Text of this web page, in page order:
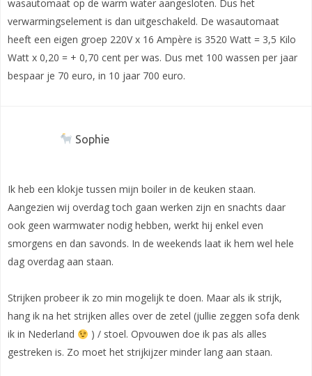
wasautomaat op de warm water aangesloten. Dus het
verwarmingselement is dan uitgeschakeld. De wasautomaat
heeft een eigen groep 220V x 16 Ampère is 3520 Watt = 3,5 Kilo
Watt x 0,20 = + 0,70 cent per was. Dus met 100 wassen per jaar
bespaar je 70 euro, in 10 jaar 700 euro.
Sophie
Ik heb een klokje tussen mijn boiler in de keuken staan.
Aangezien wij overdag toch gaan werken zijn en snachts daar
ook geen warmwater nodig hebben, werkt hij enkel even
smorgens en dan savonds. In de weekends laat ik hem wel hele
dag overdag aan staan.
Strijken probeer ik zo min mogelijk te doen. Maar als ik strijk,
hang ik na het strijken alles over de zetel (jullie zeggen sofa denk
ik in Nederland
) / stoel. Opvouwen doe ik pas als alles
gestreken is. Zo moet het strijkijzer minder lang aan staan.